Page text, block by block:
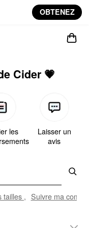
OBTENEZ
Cider 💗
les
Laisser un
avis
tailles , Suivre ma